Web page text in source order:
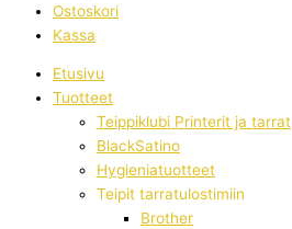
Ostoskori
Kassa
Etusivu
Tuotteet
Teippiklubi Printerit ja tarrat
BlackSatino
Hygieniatuotteet
Teipit tarratulostimiin
Brother